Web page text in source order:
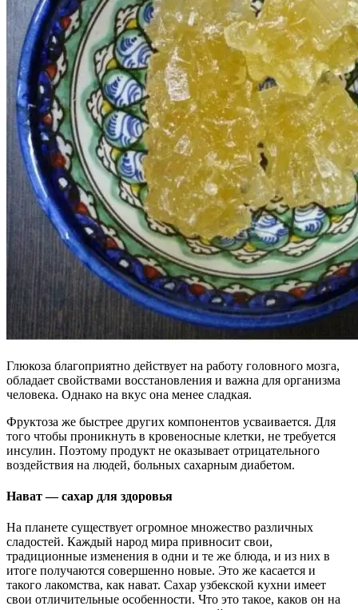
Глюкоза благоприятно действует на работу головного мозга,
обладает свойствами восстановления и важна для организма
человека. Однако на вкус она менее сладкая.
Фруктоза же быстрее других компонентов усваивается. Для
того чтобы проникнуть в кровеносные клетки, не требуется
инсулин. Поэтому продукт не оказывает отрицательного
воздействия на людей, больных сахарным диабетом.
Нават — сахар для здоровья
На планете существует огромное множество различных
сладостей. Каждый народ мира привносит свои,
традиционные изменения в одни и те же блюда, и из них в
итоге получаются совершенно новые. Это же касается и
такого лакомства, как нават. Сахар узбекской кухни имеет
свои отличительные особенности. Что это такое, каков он на